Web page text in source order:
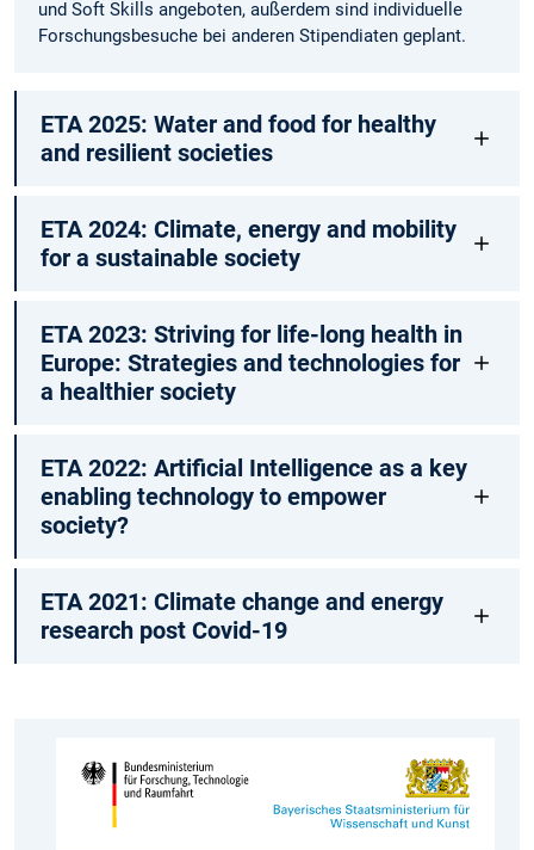
und Soft Skills angeboten, außerdem sind individuelle
Forschungsbesuche bei anderen Stipendiaten geplant.
ETA 2025: Water and food for healthy
and resilient societies
ETA 2024: Climate, energy and mobility
for a sustainable society
ETA 2023: Striving for life-long health in
Europe: Strategies and technologies for
a healthier society
ETA 2022: Artificial Intelligence as a key
enabling technology to empower
society?
ETA 2021: Climate change and energy
research post Covid-19